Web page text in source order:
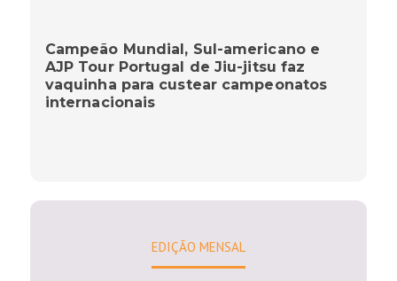
Campeão Mundial, Sul-americano e
AJP Tour Portugal de Jiu-jitsu faz
vaquinha para custear campeonatos
internacionais
EDIÇÃO MENSAL